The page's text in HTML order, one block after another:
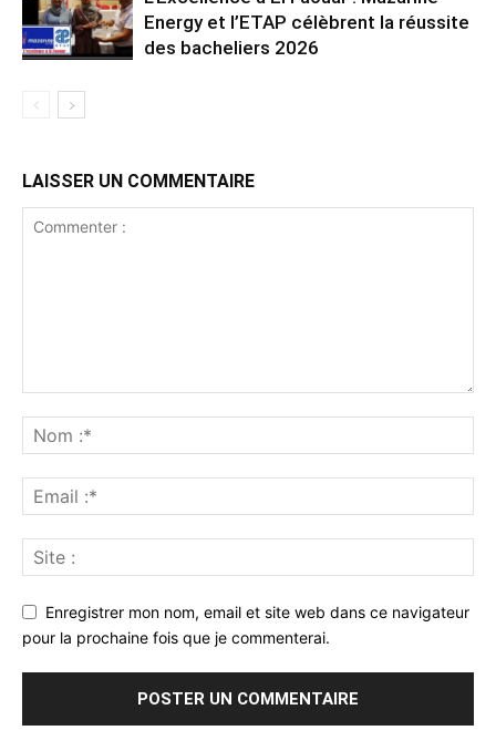
Energy et l’ETAP célèbrent la réussite
des bacheliers 2026
LAISSER UN COMMENTAIRE
Enregistrer mon nom, email et site web dans ce navigateur
pour la prochaine fois que je commenterai.